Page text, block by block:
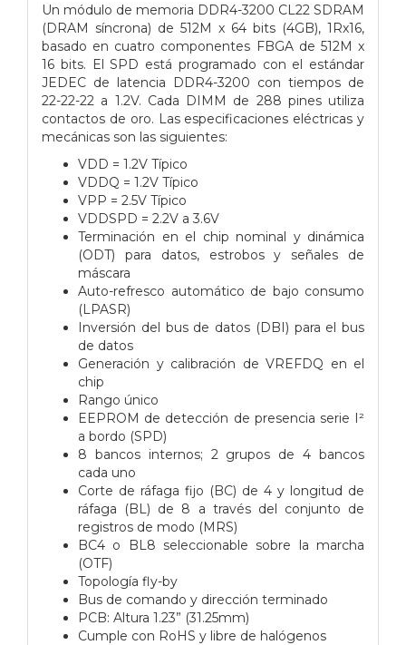
Un módulo de memoria DDR4-3200 CL22 SDRAM
(DRAM síncrona) de 512M x 64 bits (4GB), 1Rx16,
basado en cuatro componentes FBGA de 512M x
16 bits. El SPD está programado con el estándar
JEDEC de latencia DDR4-3200 con tiempos de
22-22-22 a 1.2V. Cada DIMM de 288 pines utiliza
contactos de oro. Las especificaciones eléctricas y
mecánicas son las siguientes:
VDD = 1.2V Típico
VDDQ = 1.2V Típico
VPP = 2.5V Típico
VDDSPD = 2.2V a 3.6V
Terminación en el chip nominal y dinámica
(ODT) para datos, estrobos y señales de
máscara
Auto-refresco automático de bajo consumo
(LPASR)
Inversión del bus de datos (DBI) para el bus
de datos
Generación y calibración de VREFDQ en el
chip
Rango único
EEPROM de detección de presencia serie I²
a bordo (SPD)
8 bancos internos; 2 grupos de 4 bancos
cada uno
Corte de ráfaga fijo (BC) de 4 y longitud de
ráfaga (BL) de 8 a través del conjunto de
registros de modo (MRS)
BC4 o BL8 seleccionable sobre la marcha
(OTF)
Topología fly-by
Bus de comando y dirección terminado
PCB: Altura 1.23” (31.25mm)
Cumple con RoHS y libre de halógenos